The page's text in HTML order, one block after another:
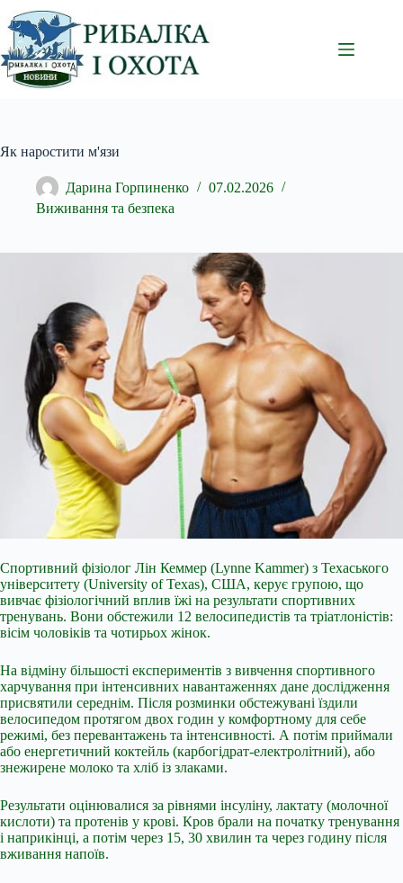
Перейти
до
вмісту
Як наростити м'язи
Дарина Горпиненко
07.02.2026
Виживання та безпека
Спортивний фізіолог Лін Кеммер (Lynne Kammer) з Техаського
університету (University of Texas), США, керує групою, що
вивчає фізіологічний вплив їжі на результати спортивних
тренувань. Вони обстежили 12 велосипедистів та тріатлоністів:
вісім чоловіків та чотирьох жінок.
На відміну більшості експериментів з вивчення спортивного
харчування при інтенсивних навантаженнях дане дослідження
присвятили середнім. Після розминки обстежувані їздили
велосипедом протягом двох годин у комфортному для себе
режимі, без перевантажень та інтенсивності. А потім приймали
або енергетичний коктейль (карбогідрат-електролітний), або
знежирене молоко та хліб із злаками.
Результати оцінювалися за рівнями інсуліну, лактату (молочної
кислоти) та протенів у крові. Кров брали на початку тренування
і наприкінці, а потім через 15, 30 хвилин та через годину після
вживання напоїв.